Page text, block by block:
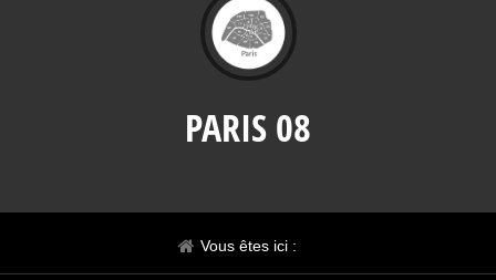
PARIS 08
Vous êtes ici :